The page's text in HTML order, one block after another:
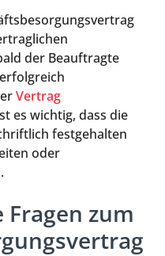
der Beauftragte
Vertrag
es wichtig, dass die
festgehalten
oder
zum